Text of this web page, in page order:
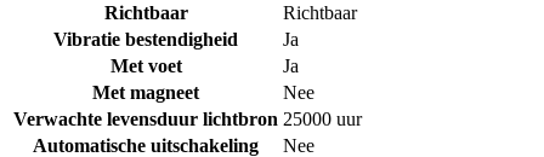
Richtbaar
Richtbaar
Vibratie bestendigheid
Ja
Met voet
Ja
Met magneet
Nee
Verwachte levensduur lichtbron 25000 uur
Automatische uitschakeling
Nee